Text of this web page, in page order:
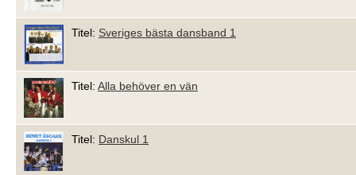
Titel: Sveriges bästa dansband 1
Titel: Alla behöver en vän
Titel: Danskul 1